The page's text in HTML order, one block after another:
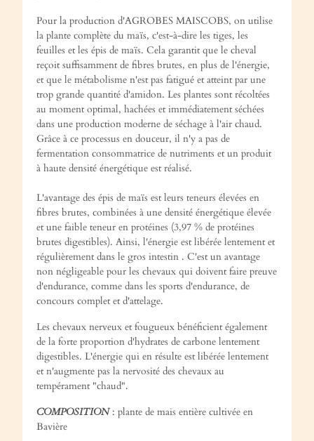
Pour la production d'AGROBES MAISCOBS, on utilise
la plante complète du maïs, c'est-à-dire les tiges, les
feuilles et les épis de maïs. Cela garantit que le cheval
reçoit suffisamment de fibres brutes, en plus de l'énergie,
et que le métabolisme n'est pas fatigué et atteint par une
trop grande quantité d'amidon. Les plantes sont récoltées
au moment optimal, hachées et immédiatement séchées
dans une production moderne de séchage à l'air chaud.
Grâce à ce processus en douceur, il n'y a pas de
fermentation consommatrice de nutriments et un produit
à haute densité énergétique est réalisé.
L'avantage des épis de maïs est leurs teneurs élevées en
fibres brutes, combinées à une densité énergétique élevée
et une faible teneur en protéines (3,97 % de protéines
brutes digestibles). Ainsi, l'énergie est libérée lentement et
régulièrement dans le gros intestin . C'est un avantage
non négligeable pour les chevaux qui doivent faire preuve
d'endurance, comme dans les sports d'endurance, de
concours complet et d'attelage.
Les chevaux nerveux et fougueux bénéficient également
de la forte proportion d'hydrates de carbone lentement
digestibles. L'énergie qui en résulte est libérée lentement
et n'augmente pas la nervosité des chevaux au
tempérament "chaud".
COMPOSITION: plante de mais entière cultivée en
Bavière